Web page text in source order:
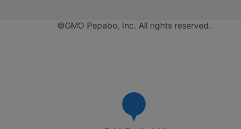
©GMO Pepabo, Inc. All rights reserved.